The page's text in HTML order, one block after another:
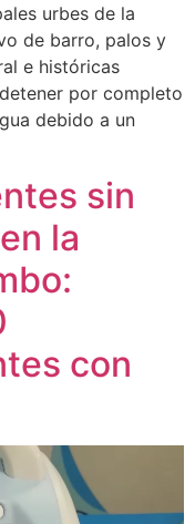
urbes de la
de barro, palos y
e históricas
por completo
debido a un
sin
la
con